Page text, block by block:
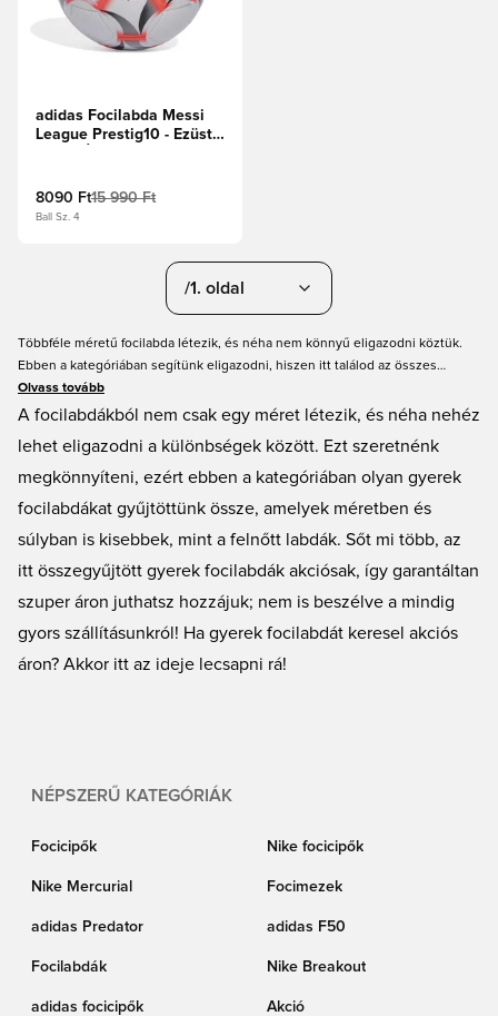
adidas Focilabda Messi
League Prestig10 - Ezüst
8090 Ft15 990 Ft
Ball Sz. 4
/1. oldal
Többféle méretű focilabda létezik, és néha nem könnyű eligazodni köztük.
Ebben a kategóriában segítünk eligazodni, hiszen itt találod az összes
gyerek focilabdát. Ezek kicsit kisebb méretűek és könnyebbek, mint a felnőtt
labdák. Sőt, mi több, ebben a kategóriában minden akciós, így garantáltan
szállításunkat!
Olvass tovább
A focilabdákból nem csak egy méret létezik, és néha nehéz
lehet eligazodni a különbségek között. Ezt szeretnénk
megkönnyíteni, ezért ebben a kategóriában olyan gyerek
focilabdákat gyűjtöttünk össze, amelyek méretben és
súlyban is kisebbek, mint a felnőtt labdák. Sőt mi több, az
itt összegyűjtött gyerek focilabdák akciósak, így garantáltan
szuper áron juthatsz hozzájuk; nem is beszélve a mindig
gyors szállításunkról! Ha gyerek focilabdát keresel akciós
áron? Akkor itt az ideje lecsapni rá!
NÉPSZERŰ KATEGÓRIÁK
Focicipők Nike focicipők
Nike Mercurial Focimezek
adidas Predator adidas F50
Focilabdák Nike Breakout
adidas focicipők Akció